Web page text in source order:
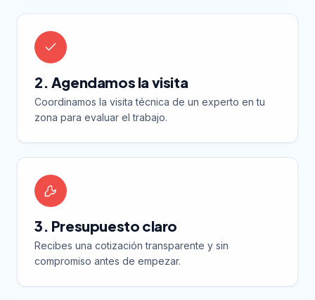
2. Agendamos la visita
Coordinamos la visita técnica de un experto en tu
zona para evaluar el trabajo.
3. Presupuesto claro
Recibes una cotización transparente y sin
compromiso antes de empezar.